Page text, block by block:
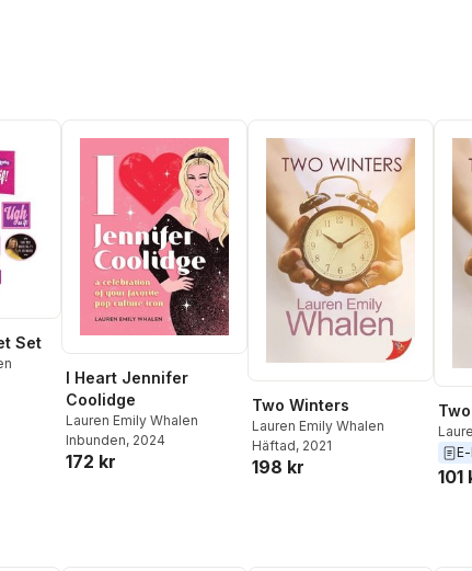
Set
I Heart Jennifer
Coolidge
Lauren Emily Whalen
Inbunden, 2024
172 kr
Two Winters
Lauren Emily Whalen
Häftad, 2021
198 kr 101